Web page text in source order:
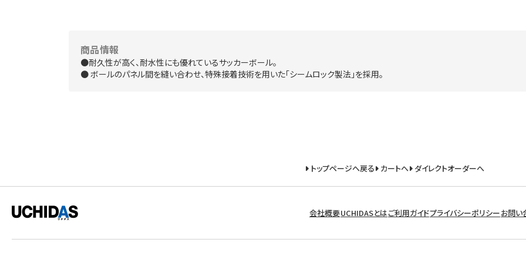
商品情報
●耐久性が高く、耐水性にも優れているサッカーボール。
● ボールのパネル間を縫い合わせ、特殊接着技術を用いた「シームロック製法」を採用。
トップページへ戻る カートへ ダイレクトオーダーへ
会社概要UCHIDASとはご利用ガイドプライバシーポリシーお問い